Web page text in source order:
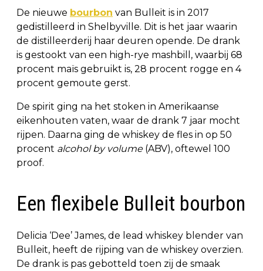
De nieuwe bourbon van Bulleit is in 2017
gedistilleerd in Shelbyville. Dit is het jaar waarin
de distilleerderij haar deuren opende. De drank
is gestookt van een high-rye mashbill, waarbij 68
procent maïs gebruikt is, 28 procent rogge en 4
procent gemoute gerst.
De spirit ging na het stoken in Amerikaanse
eikenhouten vaten, waar de drank 7 jaar mocht
rijpen. Daarna ging de whiskey de fles in op 50
procent alcohol by volume (ABV), oftewel 100
proof.
Een flexibele Bulleit bourbon
Delicia ‘Dee’ James, de lead whiskey blender van
Bulleit, heeft de rijping van de whiskey overzien.
De drank is pas gebotteld toen zij de smaak